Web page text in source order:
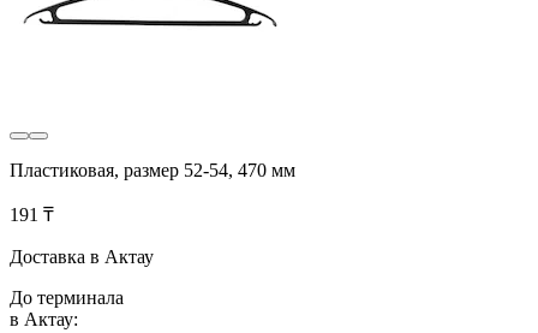
Пластиковая, размер 52-54, 470 мм
191 ₸
Доставка в Актау
До терминала
в Актау: